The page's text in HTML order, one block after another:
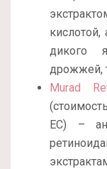
дикого
дрожжей,
Murad
ЕС) –